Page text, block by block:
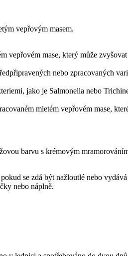
vepřovým masem.
vepřovém mase, který může
nebo zpracovaných
jako je Salmonella nebo
mletém vepřovém mase,
barvu s krémovým
se zdá být nažloutlé nebo
nebo náplně.